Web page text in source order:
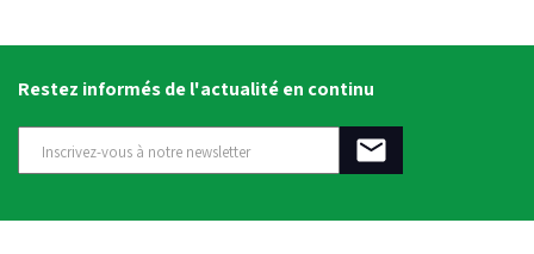
Restez informés de l'actualité en continu